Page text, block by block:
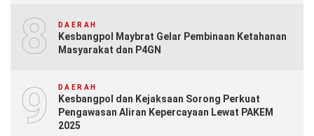
8 DAERAH
Kesbangpol Maybrat Gelar Pembinaan Ketahanan
Masyarakat dan P4GN
9 DAERAH
Kesbangpol dan Kejaksaan Sorong Perkuat
Pengawasan Aliran Kepercayaan Lewat PAKEM
2025